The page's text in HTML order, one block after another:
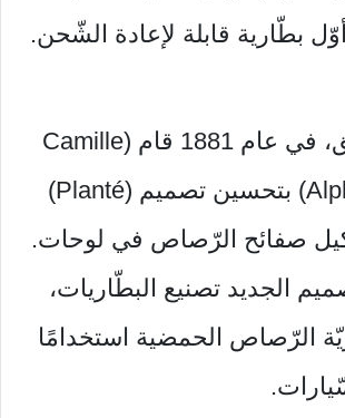
بطّارية قابلة لإعادة الشّحن.
في وقت لاحق، في عام 1881 قام (Camille
Alphonse Faure) بتحسين تصميم (Planté)
صفائح الرّصاص في لوحات.
الجديد تصنيع البطّاريات،
الرّصاص الحمضية استخدامًا